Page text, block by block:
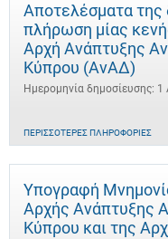
Αποτελέσματα της
πλήρωση μίας
Αρχή Ανάπτυξης
Κύπρου (ΑνΑΔ)
Ημερομηνία δημοσίευσης:
ΠΕΡΙΣΣΌΤΕΡΕΣ ΠΛΗΡΟΦΟΡΊΕΣ
Υπογραφή
Αρχής Ανάπτυξης
Κύπρου και της